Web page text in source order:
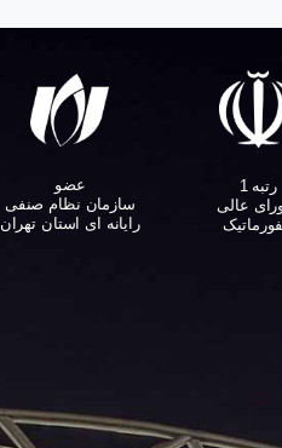
رتبه 1
عالی
عضو
سازمان نظام صنفی
رایانه ای استان تهران